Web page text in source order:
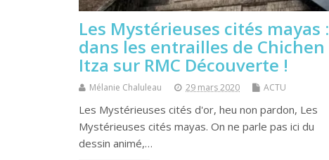
Les Mystérieuses cités mayas :
dans les entrailles de Chichen
Itza sur RMC Découverte !
Mélanie Chaluleau 29 mars 2020 ACTU
Les Mystérieuses cités d'or, heu non pardon, Les
Mystérieuses cités mayas. On ne parle pas ici du
dessin animé,…